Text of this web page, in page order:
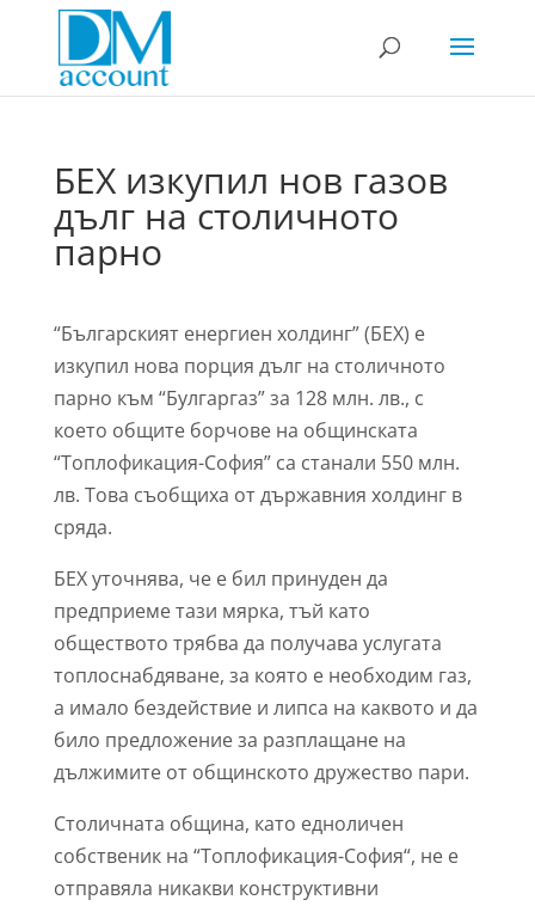
БЕХ изкупил нов газов
дълг на столичното
парно
“Българският енергиен холдинг” (БЕХ) е
изкупил нова порция дълг на столичното
парно към “Булгаргаз” за 128 млн. лв., с
което общите борчове на общинската
“Топлофикация-София” са станали 550 млн.
лв. Това съобщиха от държавния холдинг в
сряда.
БЕХ уточнява, че е бил принуден да
предприеме тази мярка, тъй като
обществото трябва да получава услугата
топлоснабдяване, за която е необходим газ,
а имало бездействие и липса на каквото и да
било предложение за разплащане на
дължимите от общинското дружество пари.
Столичната община, като едноличен
собственик на “Топлофикация-София“, не е
отправяла никакви конструктивни